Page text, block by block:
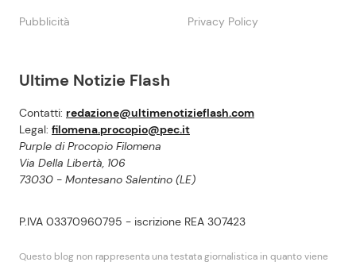
Ultime Notizie Flash
Contatti: redazione@ultimenotizieflash.com
Legal: filomena.procopio@pec.it
Purple di Procopio Filomena
Via Della Libertà, 106
73030 - Montesano Salentino (LE)
P.IVA 03370960795 - iscrizione REA 307423
Questo blog non rappresenta una testata giornalistica in quanto viene
Pubblicità Privacy Policy